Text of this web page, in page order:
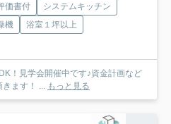
価書付
システムキッチン
機
浴室１坪以上
！見学会開催中です♪資金計画など
もっと見る